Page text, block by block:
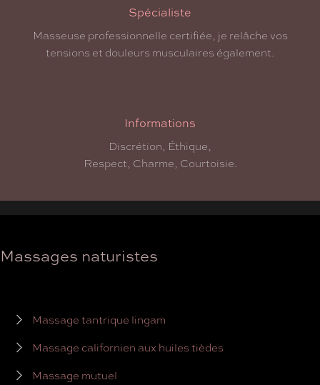
Spécialiste
Masseuse professionnelle certifiée, je relâche vos
tensions et douleurs musculaires également.
Informations
Discrétion, Éthique,
Respect, Charme, Courtoisie.
Massages naturistes
Massage tantrique lingam
Massage californien aux huiles tièdes
Massage mutuel